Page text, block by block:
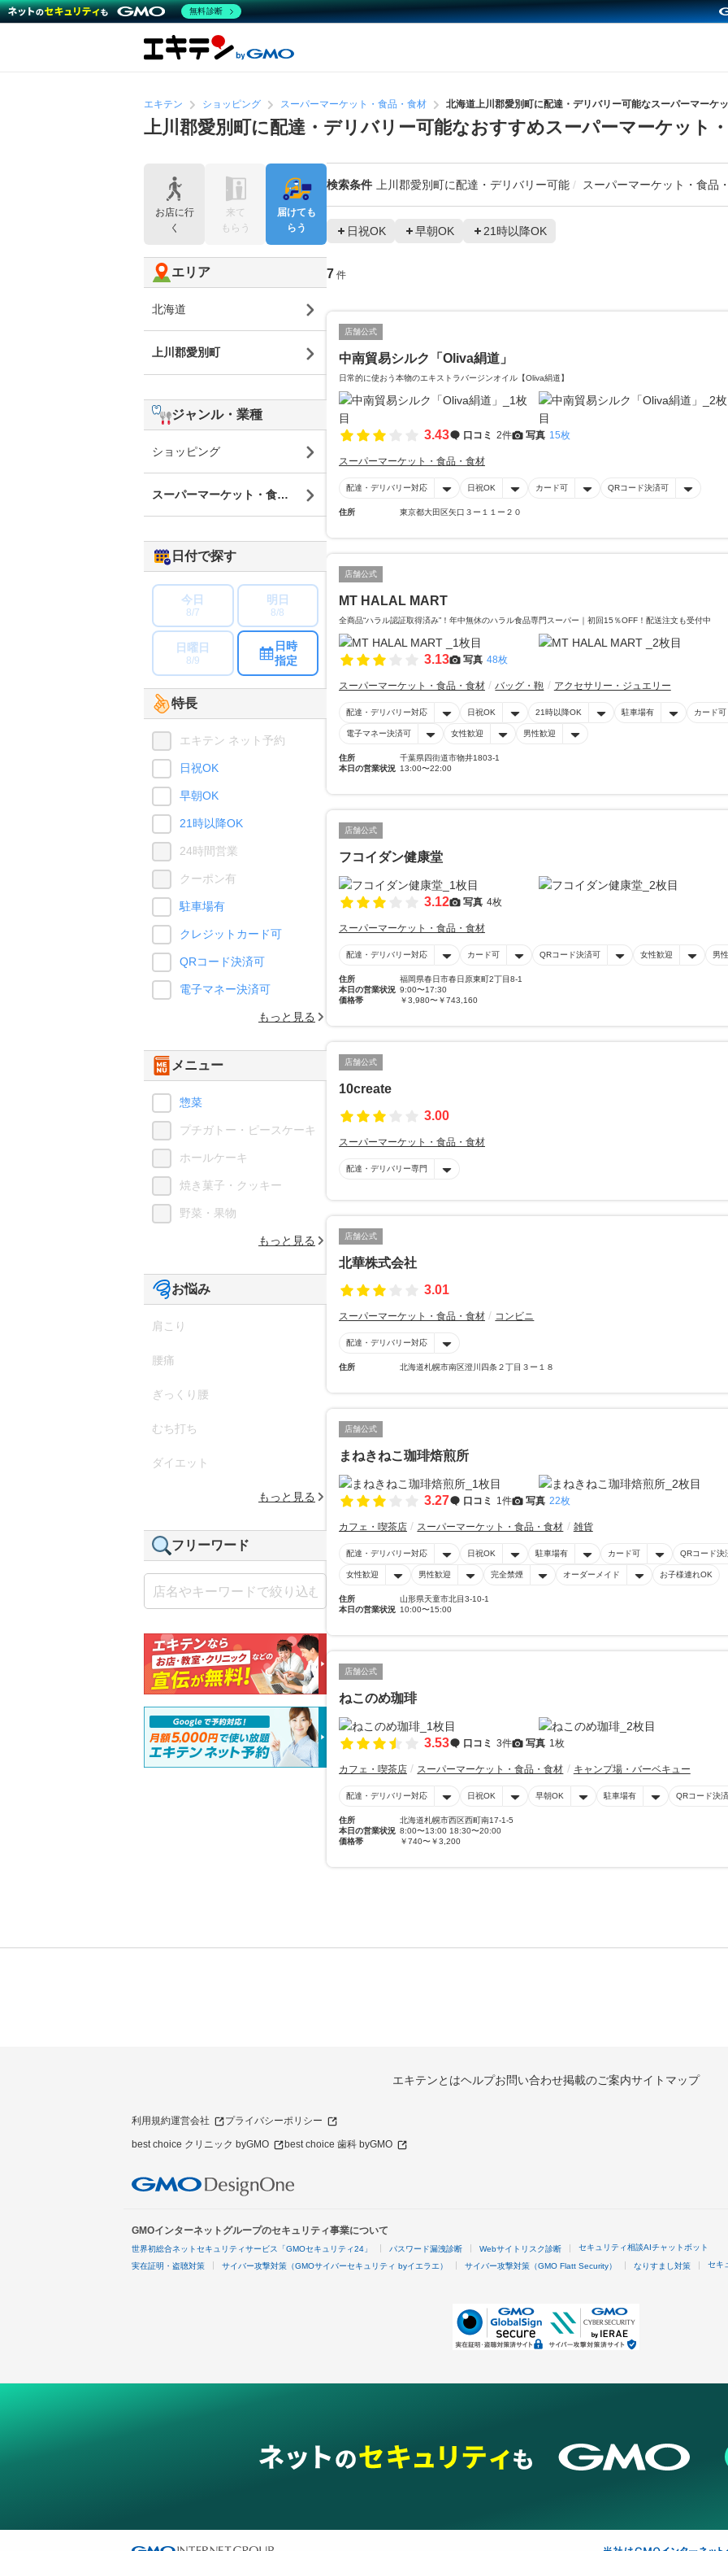
エキテン ショッピング スーパーマーケット・食品・食材 北海道上川郡愛別町に配達・デリバリー可能なスーパーマーケ
上川郡愛別町に配達・デリバリー可能なおすすめスーパーマーケット
検索条件 上川郡愛別町に配達・デリバリー可能 スーパーマーケット・食品
日祝OK 早朝OK 21時以降OK
7 件
店舗公式
中南貿易シルク「Oliva絹道」
日常的に使おう本物のエキストラバージンオイル【Oliva絹道】
3.43 口コミ 2件 写真 15枚
スーパーマーケット・食品・食材
配達・デリバリー対応 日祝OK カード可 QRコード決済可
住所 東京都大田区矢口３ー１１ー２０
店舗公式
MT HALAL MART
全商品“ハラル認証取得済み”！年中無休のハラル食品専門スーパー｜初回15％OFF！配送注文も受付中
3.13 写真 48枚
スーパーマーケット・食品・食材 バッグ・鞄 アクセサリー・ジュエリー
配達・デリバリー対応 日祝OK 21時以降OK 駐車場有 カード可
電子マネー決済可 女性歓迎 男性歓迎
住所
千葉県四街道市物井1803-1
本日の営業状況 13:00〜22:00
店舗公式
フコイダン健康堂
3.12 写真 4枚
スーパーマーケット・食品・食材
配達・デリバリー対応 カード可 QRコード決済可 女性歓迎 男
住所
福岡県春日市春日原東町2丁目8-1
本日の営業状況 9:00〜17:30
価格帯
￥3,980〜￥743,160
店舗公式
10create
3.00
スーパーマーケット・食品・食材
配達・デリバリー専門
店舗公式
北華株式会社
3.01
スーパーマーケット・食品・食材 コンビニ
配達・デリバリー対応
住所 北海道札幌市南区澄川四条２丁目３ー１８
店舗公式
まねきねこ珈琲焙煎所
3.27 口コミ 1件 写真 22枚
カフェ・喫茶店 スーパーマーケット・食品・食材 雑貨
配達・デリバリー対応 日祝OK 駐車場有 カード可 QRコード決
女性歓迎 男性歓迎 完全禁煙 オーダーメイド お子様連れOK
住所
山形県天童市北目3-10-1
本日の営業状況 10:00〜15:00
店舗公式
ねこのめ珈琲
3.53 口コミ 3件 写真 1枚
カフェ・喫茶店 スーパーマーケット・食品・食材 キャンプ場・バーベキュー
配達・デリバリー対応 日祝OK 早朝OK 駐車場有 QRコード決
住所
北海道札幌市西区西町南17-1-5
本日の営業状況 8:00〜13:00 18:30〜20:00
価格帯
￥740〜￥3,200
お店に行
く
来て
もらう
届けても
らう
エリア
北海道
上川郡愛別町
ジャンル・業種
ショッピング
スーパーマーケット・食品・食材
日付で探す
今日
8/7
明日
8/8
日曜日
8/9
日時
指定
特長
エキテン ネット予約
日祝OK
早朝OK
21時以降OK
24時間営業
クーポン有
駐車場有
クレジットカード可
QRコード決済可
電子マネー決済可
もっと見る
メニュー
惣菜
プチガトー・ピースケーキ
ホールケーキ
焼き菓子・クッキー
野菜・果物
もっと見る
お悩み
肩こり
腰痛
ぎっくり腰
むち打ち
ダイエット
もっと見る
フリーワード
エキテンとはヘルプお問い合わせ掲載のご案内サイトマップ
利用規約運営会社 プライバシーポリシー
best choice クリニック byGMO best choice 歯科 byGMO
GMOインターネットグループのセキュリティ事業について
世界初総合ネットセキュリティサービス「GMOセキュリティ24」 パスワード漏洩診断 Webサイトリスク診断 セキュリティ相談AIチャットボット
実在証明・盗聴対策 サイバー攻撃対策（GMOサイバーセキュリティ byイエラエ） サイバー攻撃対策（GMO Flatt Security） なりすまし対策 セキ
無料診断